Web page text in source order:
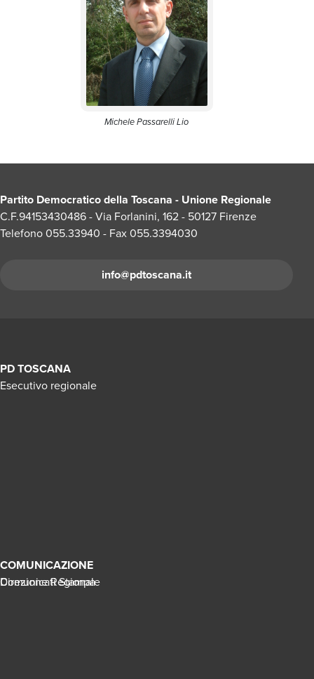
Michele Passarelli Lio
Partito Democratico della Toscana - Unione Regionale
C.F.94153430486 - Via Forlanini, 162 - 50127 Firenze
Telefono 055.33940 - Fax 055.3394030
info@pdtoscana.it
PD TOSCANA
Esecutivo regionale
Direzione Regionale
COMUNICAZIONE
Comunicati Stampa